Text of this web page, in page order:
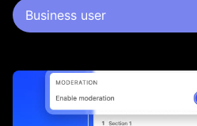
Business user